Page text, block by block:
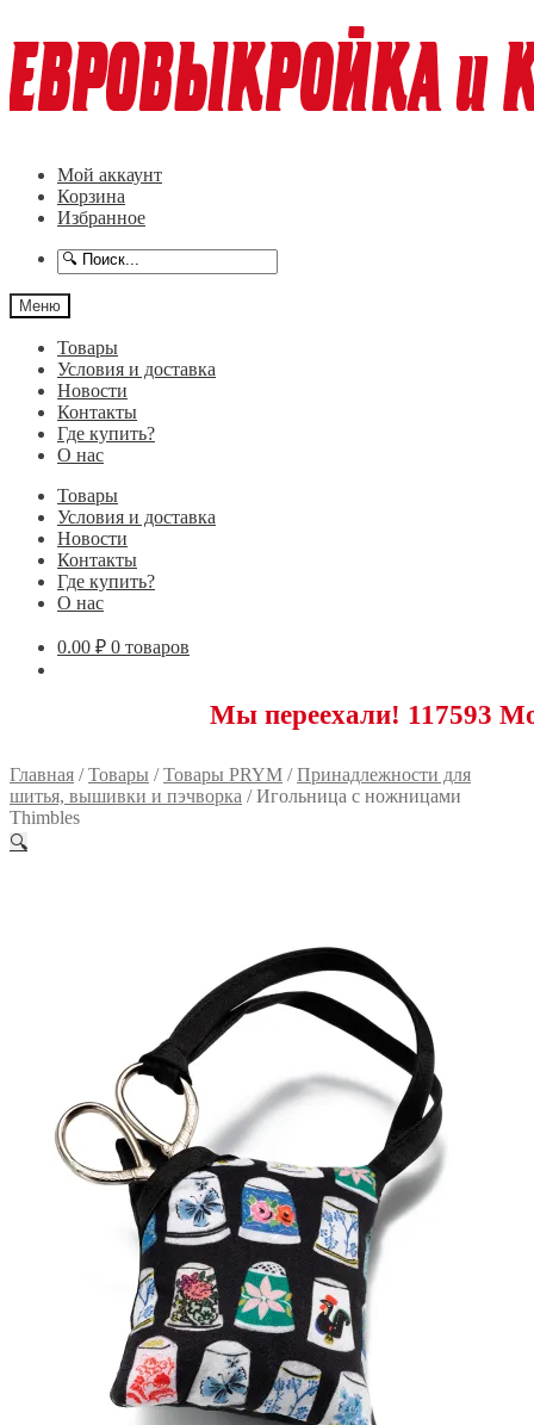
к
навигации
к
содержимому
Мой аккаунт
Корзина
Избранное
Меню
Товары
Условия и доставка
Новости
Контакты
Где купить?
О нас
Товары
Условия и доставка
Новости
Контакты
Где купить?
О нас
0.00 ₽ 0 товаров
Мы переехали! 117593 Москва,
Главная /Товары /Товары PRYM /Принадлежности для
шитья, вышивки и пэчворка /Игольница с ножницами
Thimbles
🔍